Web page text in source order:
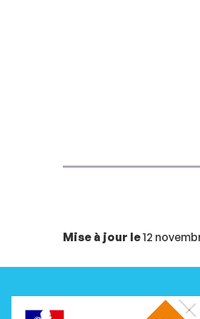
Mise à jour le12